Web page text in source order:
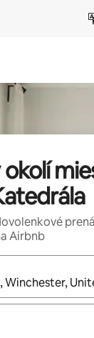
Airbnb
môžete si